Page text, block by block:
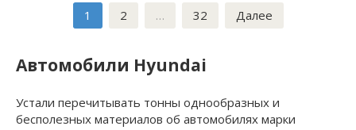
Пагинация
1 2 … 32 Далее
Автомобили Hyundai
Устали перечитывать тонны однообразных и
бесполезных материалов об автомобилях марки